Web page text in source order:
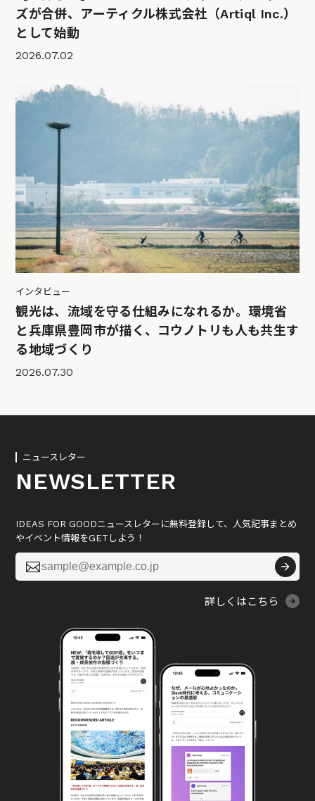
ズが合併、アーティクル株式会社（Artiql Inc.）
として始動
2026.07.02
インタビュー
観光は、流域を守る仕組みになれるか。環境省
と兵庫県豊岡市が描く、コウノトリも人も共生す
る地域づくり
2026.07.30
ニュースレター
NEWSLETTER
IDEAS FOR GOODニュースレターに無料登録して、人気記事まとめ
やイベント情報をGETしよう！

詳しくはこちら